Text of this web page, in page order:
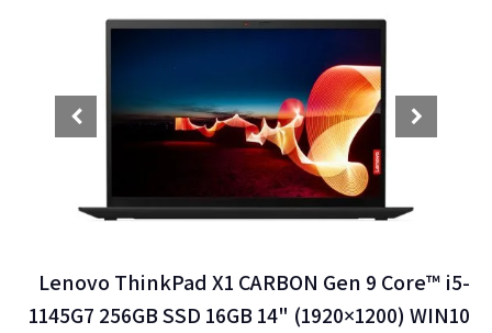
Lenovo ThinkPad X1 CARBON Gen 9 Core™ i5-
1145G7 256GB SSD 16GB 14" (1920×1200) WIN10